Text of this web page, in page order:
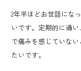
2年半ほどお世話にな
いです。定期的に通
で痛みを感じていな
たいです。